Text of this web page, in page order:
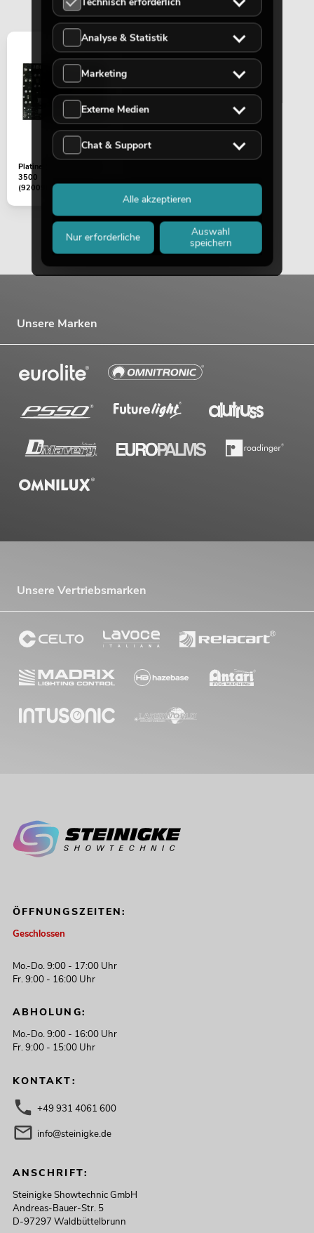
Platine (Netzteil) DDA-
3500
(920090120000010)
Unsere Marken
Unsere Vertriebsmarken
ÖFFNUNGSZEITEN:
Geschlossen
Mo.-Do. 9:00 - 17:00 Uhr
Fr. 9:00 - 16:00 Uhr
ABHOLUNG:
Mo.-Do. 9:00 - 16:00 Uhr
Fr. 9:00 - 15:00 Uhr
KONTAKT:
+49 931 4061 600
info@steinigke.de
ANSCHRIFT:
Steinigke Showtechnic GmbH
Andreas-Bauer-Str. 5
D-97297 Waldbüttelbrunn
Analyse & Statistik
Marketing
Externe Medien
Chat & Support
Nur erforderliche
Auswahl
speichern
Alle akzeptieren